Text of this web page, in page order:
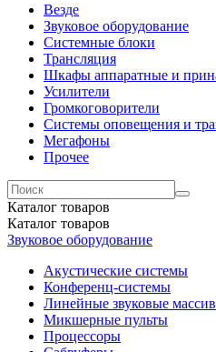
Везде
Звуковое оборудование
Системные блоки
Трансляция
Шкафы аппаратные и
Усилители
Громкоговорители
Системы оповещения и
Мегафоны
Прочее
Каталог товаров
Каталог товаров
Звуковое оборудование
Акустические системы
Конференц-системы
Линейные звуковые
Микшерные пульты
Процессоры